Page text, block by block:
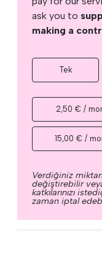
ask you to
making a
Tek
2,50 € /
15,00 € /
Verdiğiniz
değiştirebilir
katkılarınızı
zaman iptal